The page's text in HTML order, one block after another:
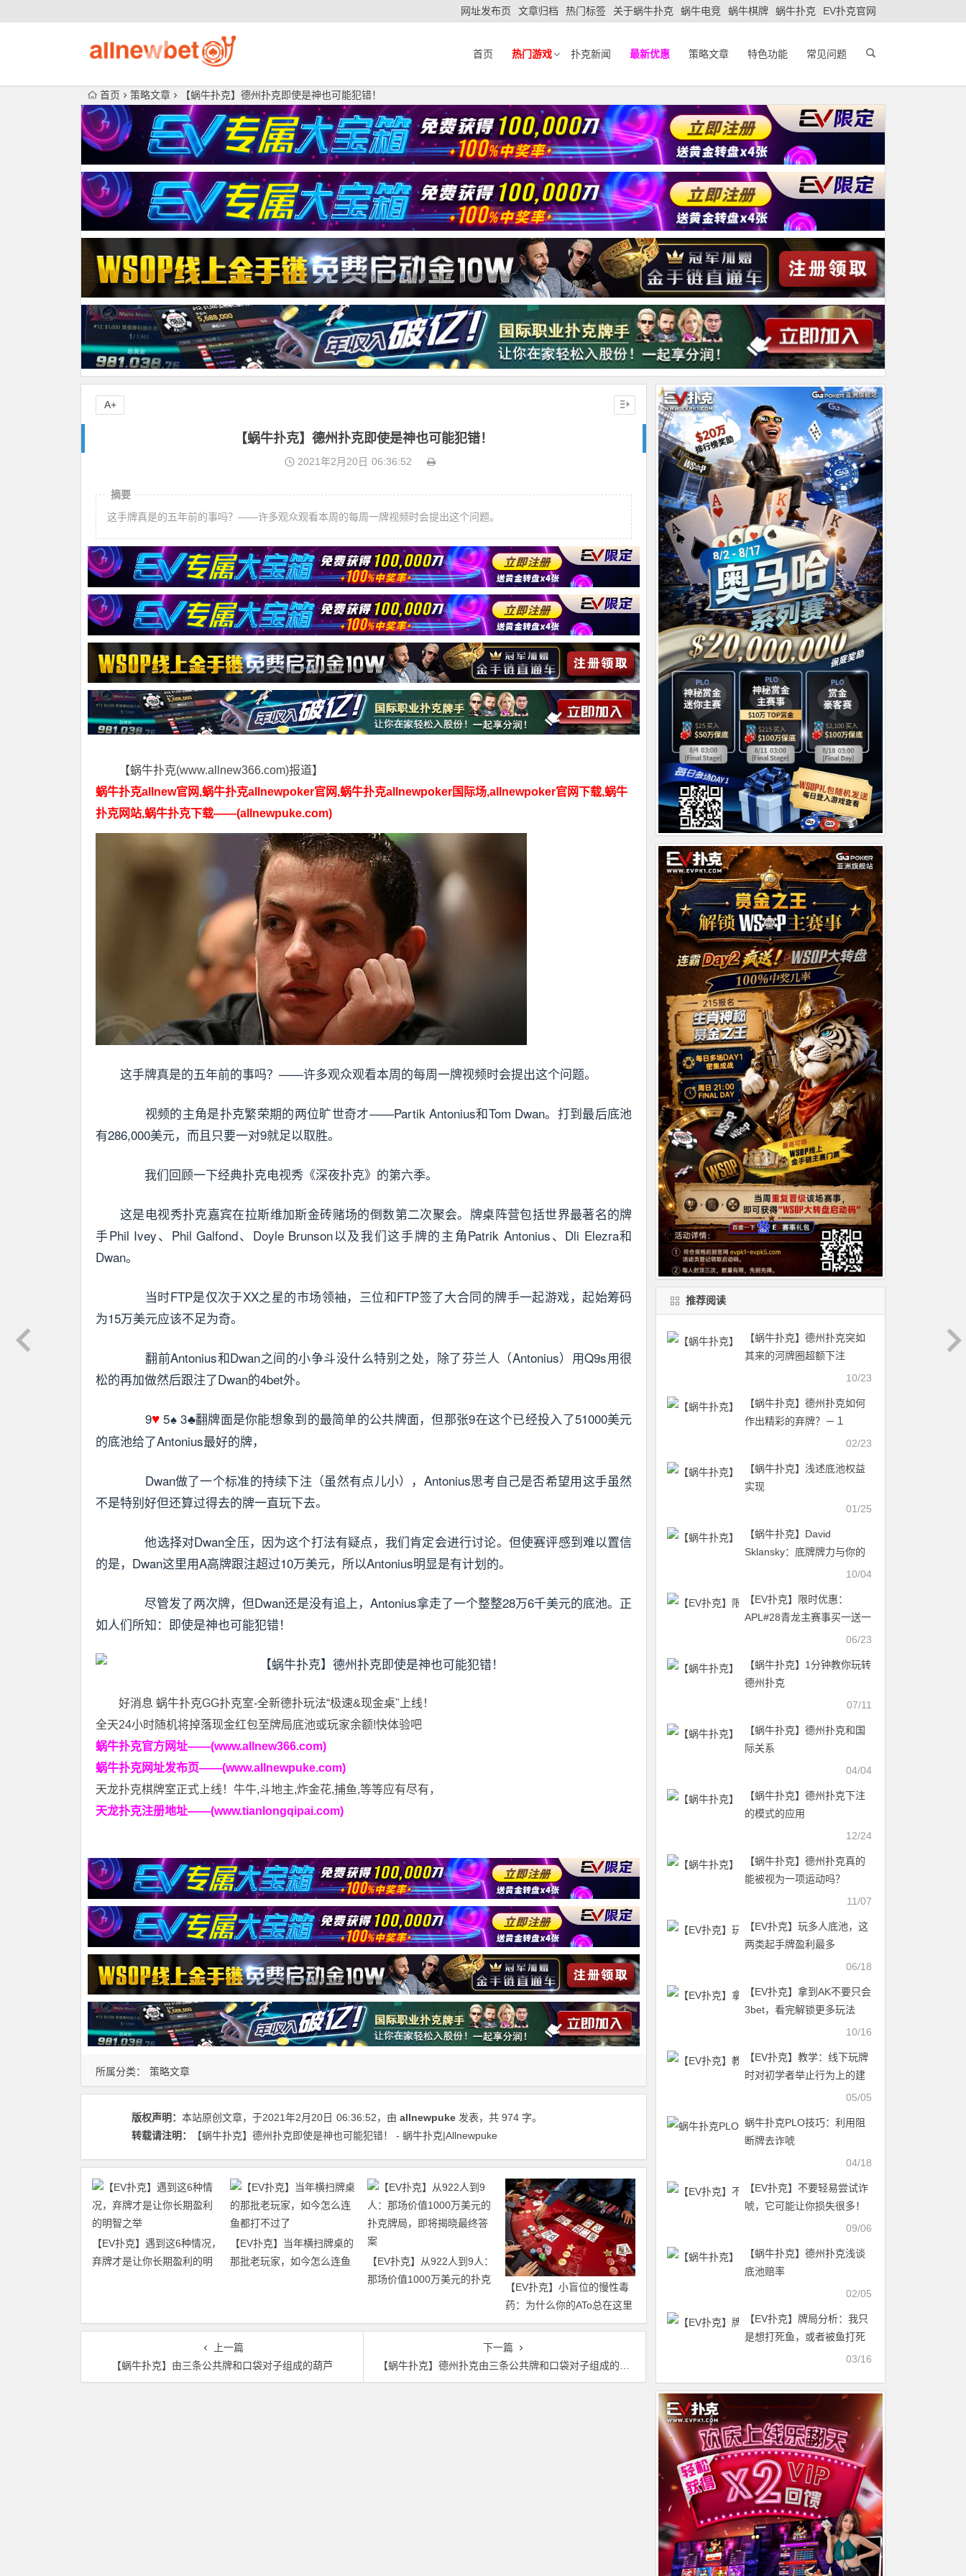
网址发布页 文章归档 热门标签 关于蜗牛扑克 蜗牛电竞 蜗牛棋牌 蜗牛扑克 EV扑克官网
首页 热门游戏 扑克新闻 最新优惠 策略文章 特色功能 常见问题
首页 策略文章 【蜗牛扑克】德州扑克即使是神也可能犯错！
【蜗牛扑克】德州扑克即使是神也可能犯错！
2021年2月20日 06:36:52
摘要
这手牌真是的五年前的事吗？——许多观众观看本周的每周一牌视频时会提出这个问题。
【蜗牛扑克(www.allnew366.com)报道】
蜗牛扑克allnew官网,蜗牛扑克allnewpoker官网,蜗牛扑克allnewpoker国际场,allnewpoker官网下载,蜗牛
扑克网站,蜗牛扑克下载——(allnewpuke.com)
这手牌真是的五年前的事吗？——许多观众观看本周的每周一牌视频时会提出这个问题。
视频的主角是扑克繁荣期的两位旷世奇才——Partik Antonius和Tom Dwan。打到最后底池
有286,000美元，而且只要一对9就足以取胜。
我们回顾一下经典扑克电视秀《深夜扑克》的第六季。
这是电视秀扑克嘉宾在拉斯维加斯金砖赌场的倒数第二次聚会。牌桌阵营包括世界最著名的牌
手Phil Ivey、Phil Galfond、Doyle Brunson以及我们这手牌的主角Patrik Antonius、Dli Elezra和
Dwan。
当时FTP是仅次于XX之星的市场领袖，三位和FTP签了大合同的牌手一起游戏，起始筹码
为15万美元应该不足为奇。
翻前Antonius和Dwan之间的小争斗没什么特别之处，除了芬兰人（Antonius）用Q9s用很
松的再加做然后跟注了Dwan的4bet外。
9♥ 5♠ 3♣翻牌面是你能想象到的最简单的公共牌面，但那张9在这个已经投入了51000美元
的底池给了Antonius最好的牌，
Dwan做了一个标准的持续下注（虽然有点儿小），Antonius思考自己是否希望用这手虽然
不是特别好但还算过得去的牌一直玩下去。
他选择对Dwan全压，因为这个打法有疑点，我们肯定会进行讨论。但使赛评感到难以置信
的是，Dwan这里用A高牌跟注超过10万美元，所以Antonius明显是有计划的。
尽管发了两次牌，但Dwan还是没有追上，Antonius拿走了一个整整28万6千美元的底池。正
如人们所知：即使是神也可能犯错！
好消息 蜗牛扑克GG扑克室-全新德扑玩法“极速&现金桌"上线！
全天24小时随机将掉落现金红包至牌局底池或玩家余额!快体验吧
蜗牛扑克官方网址——(www.allnew366.com)
蜗牛扑克网址发布页——(www.allnewpuke.com)
天龙扑克棋牌室正式上线！牛牛,斗地主,炸金花,捕鱼,等等应有尽有，
天龙扑克注册地址——(www.tianlongqipai.com)
A+
所属分类： 策略文章
版权声明： 本站原创文章，于2021年2月20日 06:36:52，由 allnewpuke 发表，共 974 字。
转载请注明：
【蜗牛扑克】德州扑克即使是神也可能犯错！ - 蜗牛扑克|Allnewpuke
【EV扑克】遇到这6种情况，
弃牌才是让你长期盈利的明
【EV扑克】当年横扫牌桌的
那批老玩家，如今怎么连鱼
【EV扑克】从922人到9人：
那场价值1000万美元的扑克
【EV扑克】小盲位的慢性毒
药：为什么你的ATo总在这里
输钱？
上一篇
【蜗牛扑克】由三条公共牌和口袋对子组成的葫芦
下一篇
【蜗牛扑克】德州扑克由三条公共牌和口袋对子组成的葫芦
推荐阅读
【蜗牛扑克】德州扑克突如
其来的河牌圈超额下注
10/23
【蜗牛扑克】德州扑克如何
作出精彩的弃牌？－１
02/23
【蜗牛扑克】浅述底池权益
实现
01/25
【蜗牛扑克】David
Sklansky：底牌牌力与你的
10/04
【EV扑克】限时优惠：
APL#28青龙主赛事买一送一
06/23
【蜗牛扑克】1分钟教你玩转
德州扑克
07/11
【蜗牛扑克】德州扑克和国
际关系
04/04
【蜗牛扑克】德州扑克下注
的模式的应用
12/24
【蜗牛扑克】德州扑克真的
能被视为一项运动吗？
11/07
【EV扑克】玩多人底池，这
两类起手牌盈利最多
06/18
【EV扑克】拿到AK不要只会
3bet，看完解锁更多玩法
10/16
【EV扑克】教学：线下玩牌
时对初学者举止行为上的建
05/05
蜗牛扑克PLO技巧：利用阻
断牌去诈唬
04/18
【EV扑克】不要轻易尝试诈
唬，它可能让你损失很多！
09/06
【蜗牛扑克】德州扑克浅谈
底池赔率
02/05
【EV扑克】牌局分析：我只
是想打死鱼，或者被鱼打死
03/16